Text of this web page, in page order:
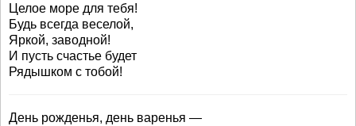
Целое море для тебя!
Будь всегда веселой,
Яркой, заводной!
И пусть счастье будет
Рядышком с тобой!
День рожденья, день варенья —